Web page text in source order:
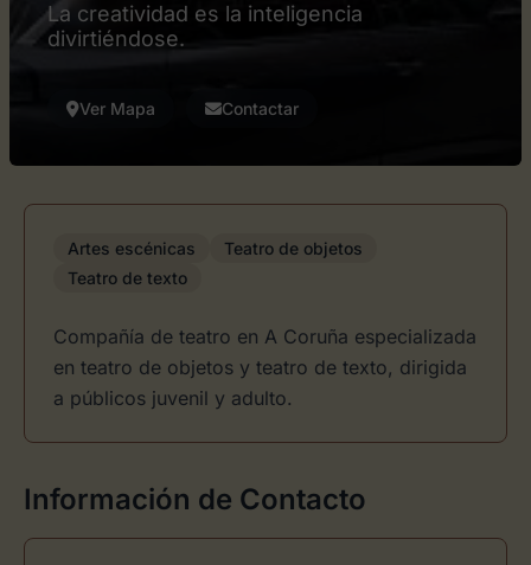
La creatividad es la inteligencia
divirtiéndose.
Ver Mapa Contactar
Artes escénicas
Teatro de objetos
Teatro de texto
Compañía de teatro en A Coruña especializada
en teatro de objetos y teatro de texto, dirigida
a públicos juvenil y adulto.
Información de Contacto